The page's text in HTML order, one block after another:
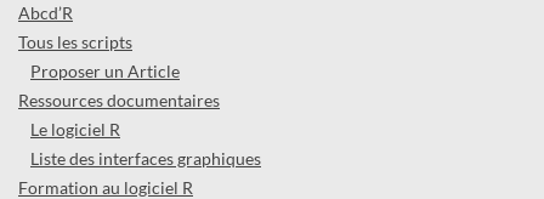
Abcd’R
Tous les scripts
Proposer un Article
Ressources documentaires
Le logiciel R
Liste des interfaces graphiques
Formation au logiciel R